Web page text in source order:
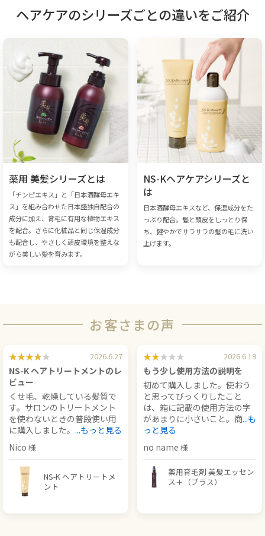
ヘアケアのシリーズごとの違いをご紹介
薬用 美髪シリーズとは
「チンピエキス」と「日本酒酵母エキ
ス」を組み合わせた日本盛独自配合の
成分に加え、育毛に有用な植物エキス
を配合。さらに化粧品と同じ保湿成分
も配合し、やさしく頭皮環境を整えな
がら美しい髪を育みます。
NS-Kヘアケアシリーズと
は
日本酒酵母エキスなど、保湿成分をた
っぷり配合。髪と頭皮をしっとり保
ち、健やかでサラサラの髪の毛に洗い
上げます。
お客さまの声
2026.6.27
NS-K ヘアトリートメントのレ
ビュー
くせ毛、乾燥している髪質で
す。サロンのトリートメント
を使わないときの普段使い用
に購入しました。 ...もっと見る
Nico
NS-K ヘアトリートメ
ント
2026.6.19
もう少し使用方法の説明を
初めて購入しました。使おう
と思ってびっくりしたこと
は、箱に記載の使用方法の字
があまりに小さいこと。商...も
っと見る
no name
薬用育毛剤 美髪エッセン
ス＋（プラス）